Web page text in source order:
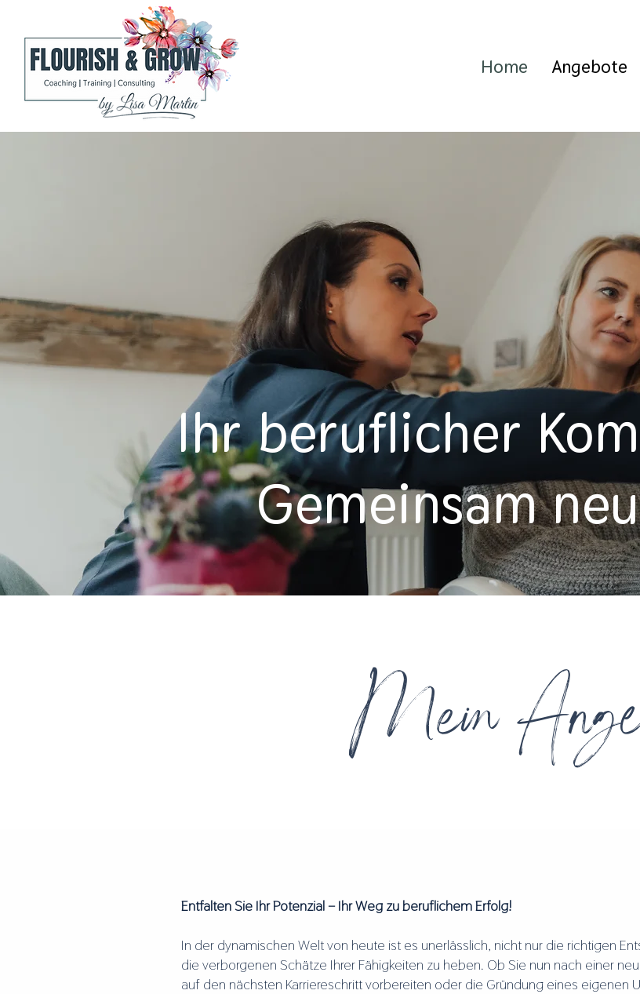
Home Angebote
Ihr beruflicher
Gemeinsam
Mein
Entfalten Sie Ihr Potenzial – Ihr Weg zu beruflichem Erfolg!
In der dynamischen Welt von heute ist es unerlässlich, nicht nur die richtigen
die verborgenen Schätze Ihrer Fähigkeiten zu heben. Ob Sie nun nach einer
auf den nächsten Karriereschritt vorbereiten oder die Gründung eines eigenen